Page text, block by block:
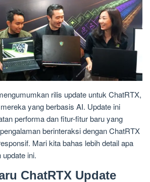
rilis update untuk ChatRTX,
yang berbasis AI. Update ini
performa dan fitur-fitur baru yang
berinteraksi dengan ChatRTX
Mari kita bahas lebih detail apa
ini.
ChatRTX Update